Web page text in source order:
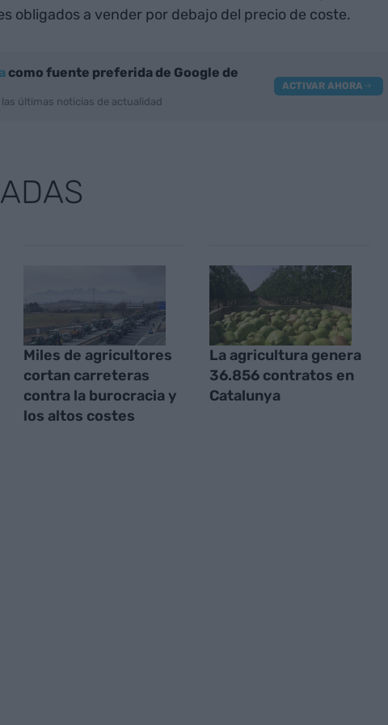
obligados a vender por debajo del precio de coste.
como fuente preferida de Google de
últimas noticias de actualidad
ACTIVAR AHORA
Miles de agricultores
cortan carreteras
contra la burocracia y
los altos costes
La agricultura genera
36.856 contratos en
Catalunya